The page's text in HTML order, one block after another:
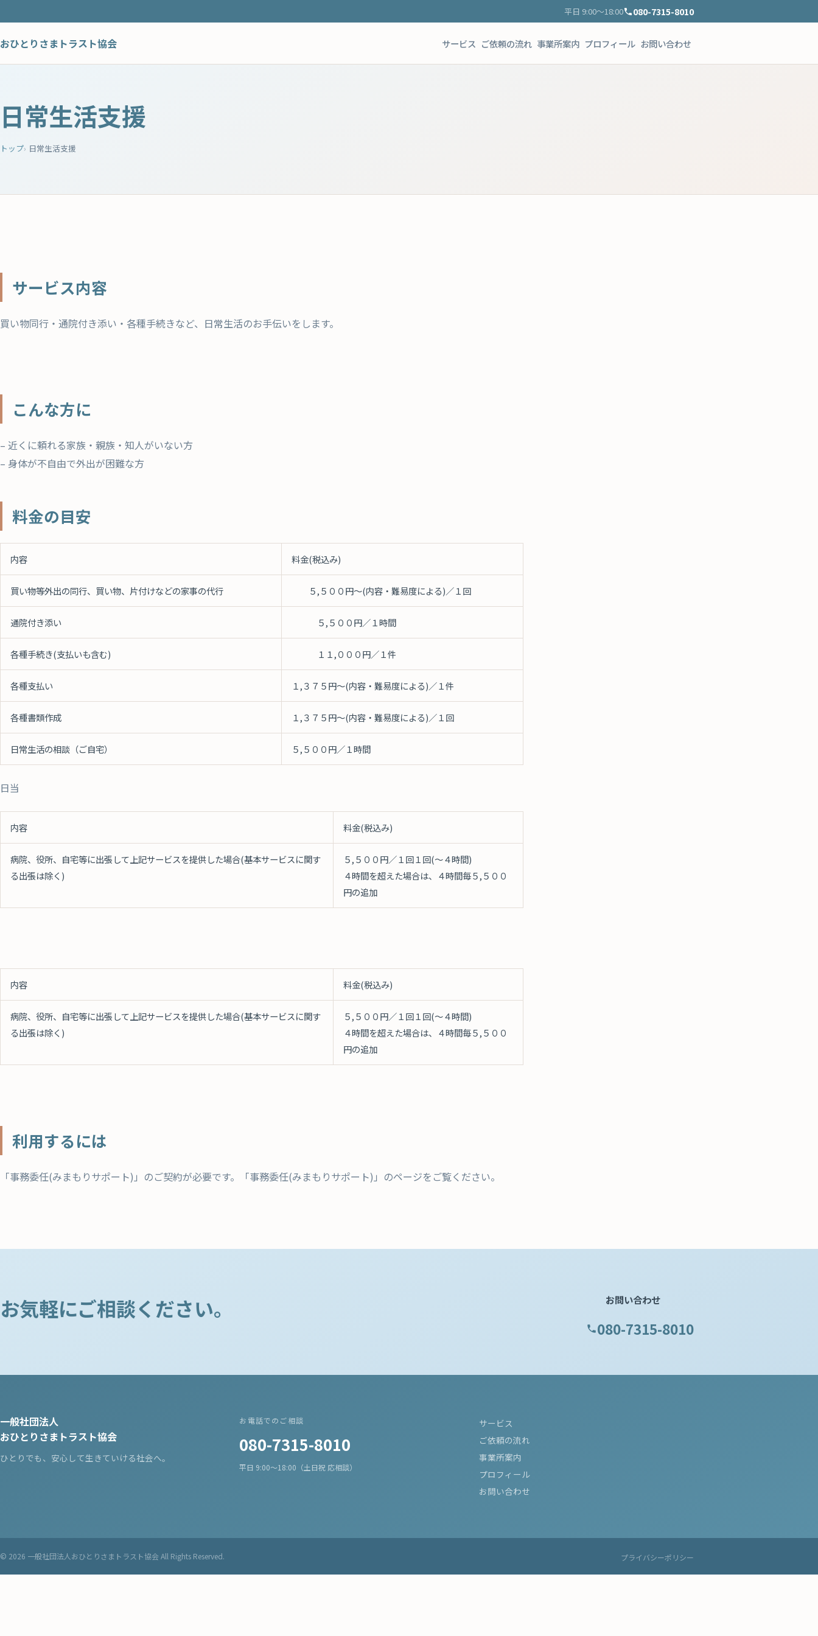
平日 9:00〜18:00 080-7315-8010
おひとりさまトラスト協会 サービス ご依頼の流れ 事業所案内 プロフィール お問い合わせ
日常生活支援
トップ 日常生活支援
サービス内容
買い物同行・通院付き添い・各種手続きなど、日常生活のお手伝いをします。
こんな方に
– 近くに頼れる家族・親族・知人がいない方
– 身体が不自由で外出が困難な方
料金の目安
内容 料金(税込み)
買い物等外出の同行、買い物、片付けなどの家事の代行 ５,５００円～(内容・難易度による)／１回
通院付き添い ５,５００円／１時間
各種手続き(支払いも含む) １１,０００円／１件
各種支払い １,３７５円～(内容・難易度による)／１件
各種書類作成 １,３７５円～(内容・難易度による)／１回
日常生活の相談（ご自宅） ５,５００円／１時間
日当
内容 料金(税込み)
病院、役所、自宅等に出張して上記サービスを提供した場合(基本サービスに関す
る出張は除く)
５,５００円／１回１回(～４時間)
４時間を超えた場合は、４時間毎５,５００
円の追加
内容 料金(税込み)
病院、役所、自宅等に出張して上記サービスを提供した場合(基本サービスに関す
る出張は除く)
５,５００円／１回１回(～４時間)
４時間を超えた場合は、４時間毎５,５００
円の追加
利用するには
「事務委任(みまもりサポート)」のご契約が必要です。「事務委任(みまもりサポート)」のページをご覧ください。
お気軽にご相談ください。 お問い合わせ
080-7315-8010
一般社団法人
おひとりさまトラスト協会
ひとりでも、安心して生きていける社会へ。
お電話でのご相談
080-7315-8010
平日 9:00〜18:00（土日祝 応相談）
サービス
ご依頼の流れ
事業所案内
プロフィール
お問い合わせ
© 2026 一般社団法人おひとりさまトラスト協会 All Rights Reserved. プライバシーポリシー